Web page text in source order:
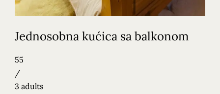
Jednosobna kućica sa balkonom
55
/
3 adults